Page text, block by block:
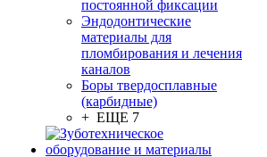
постоянной фиксации
Эндодонтические
материалы для
пломбирования и лечения
каналов
Боры твердосплавные
(карбидные)
+ ЕЩЕ 7